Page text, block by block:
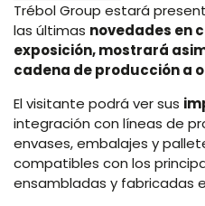
Trébol Group estará
las últimas novedades en
exposición, mostrará
cadena de producción a
El visitante podrá ver sus
integración con líneas de
envases, embalajes y
compatibles con los
ensambladas y fabricadas